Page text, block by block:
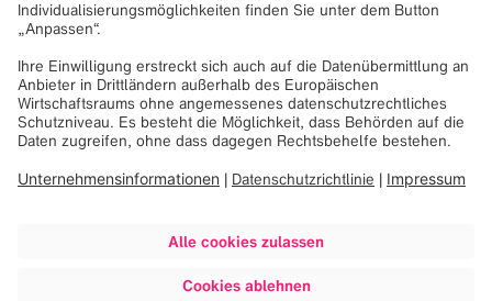
seine Mitarbeiter, das funktionelles Training mit Personal
Trainern anbietet.
Dieses Konzept soll die Mitarbeiter von Brainlab bei einer
gesunden Work-Life-Balance unterstützen. Mitarbeiter,
die sich mit Themen rund um Gesundheit und Sicherheit
beschäftigen, verstärken nun das Team.
Ökologisches Design
umweltfreundlicher Produkte eingeführt.
wir neue Umweltziele definiert.